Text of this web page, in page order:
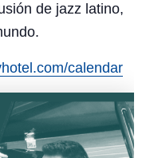
de jazz latino,
calendar